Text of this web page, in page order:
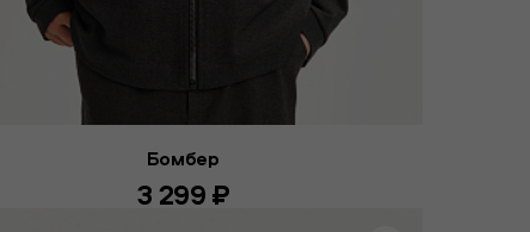
Бомбер
3 299 ₽